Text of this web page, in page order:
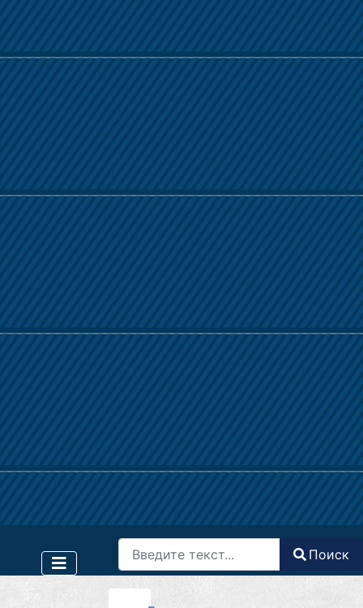
Поиск
Type 2 or more characters for results.
Поиск